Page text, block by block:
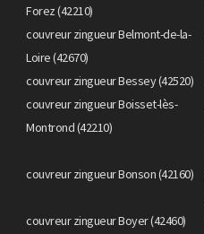
Forez (42210)
couvreur zingueur Belmont-de-la-
Loire (42670)
couvreur zingueur Bessey (42520)
couvreur zingueur Boisset-lès-
Montrond (42210)
couvreur zingueur Bonson (42160)
couvreur zingueur Boyer (42460)